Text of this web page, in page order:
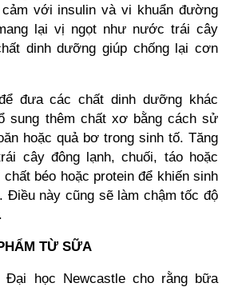
với insulin và vi khuẩn đường
lại vị ngọt như nước trái cây
dinh dưỡng giúp chống lại cơn
đưa các chất dinh dưỡng khác
sung thêm chất xơ bằng cách sử
hoặc quả bơ trong sinh tố. Tăng
cây đông lạnh, chuối, táo hoặc
béo hoặc protein để khiến sinh
Điều này cũng sẽ làm chậm tốc độ
TỪ SỮA
Đại học Newcastle cho rằng bữa